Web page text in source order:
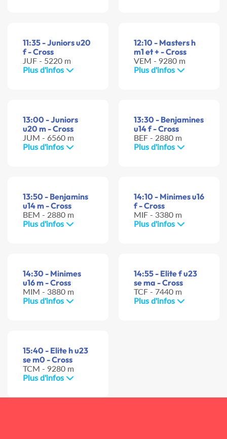
11:35 - Juniors u20
f - Cross
JUF - 5220 m
Plus d'infos
12:10 - Masters h
m1 et + - Cross
VEM - 9280 m
Plus d'infos
13:00 - Juniors
u20 m - Cross
JUM - 6560 m
Plus d'infos
13:30 - Benjamines
u14 f - Cross
BEF - 2880 m
Plus d'infos
13:50 - Benjamins
u14 m - Cross
BEM - 2880 m
Plus d'infos
14:10 - Minimes u16
f - Cross
MIF - 3380 m
Plus d'infos
14:30 - Minimes
u16 m - Cross
MIM - 3880 m
Plus d'infos
14:55 - Elite f u23
se ma - Cross
TCF - 7440 m
Plus d'infos
15:40 - Elite h u23
se m0 - Cross
TCM - 9280 m
Plus d'infos